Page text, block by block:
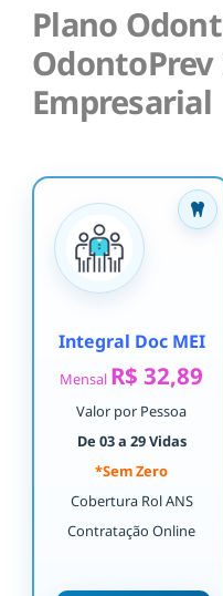
Plano
Empresarial
Integral Doc MEI
Mensal R$ 32,89
Valor por Pessoa
De 03 a 29 Vidas
*Sem Zero
Cobertura Rol ANS
Contratação Online